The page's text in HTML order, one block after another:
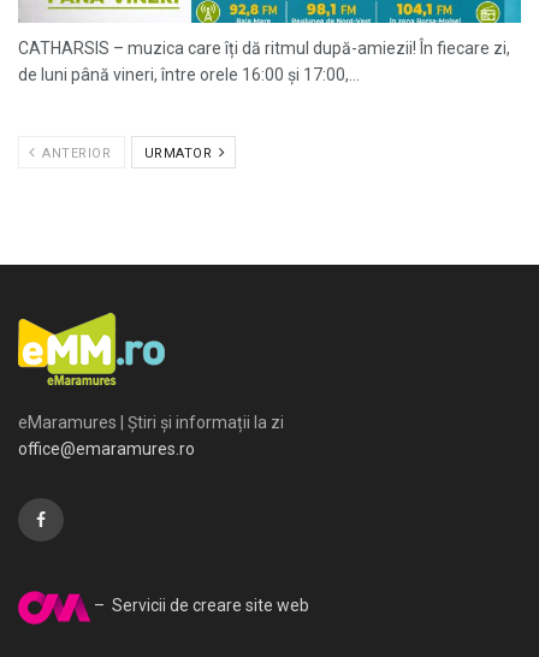
CATHARSIS – muzica care îți dă ritmul după-amiezii! În fiecare zi,
de luni până vineri, între orele 16:00 și 17:00,...
ANTERIOR URMATOR
eMaramures | Știri și informații la zi
office@emaramures.ro
– Servicii de creare site web